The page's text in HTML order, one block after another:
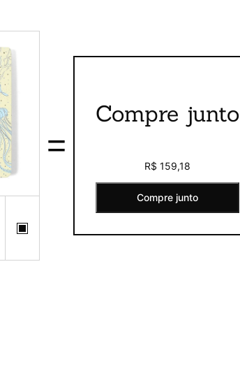
=
Compre junto
R$ 159,18
Compre junto